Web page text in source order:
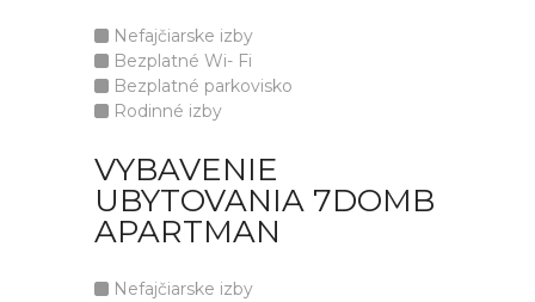
Nefajčiarske izby
Bezplatné Wi- Fi
Bezplatné parkovisko
Rodinné izby
VYBAVENIE
UBYTOVANIA 7DOMB
APARTMAN
Nefajčiarske izby